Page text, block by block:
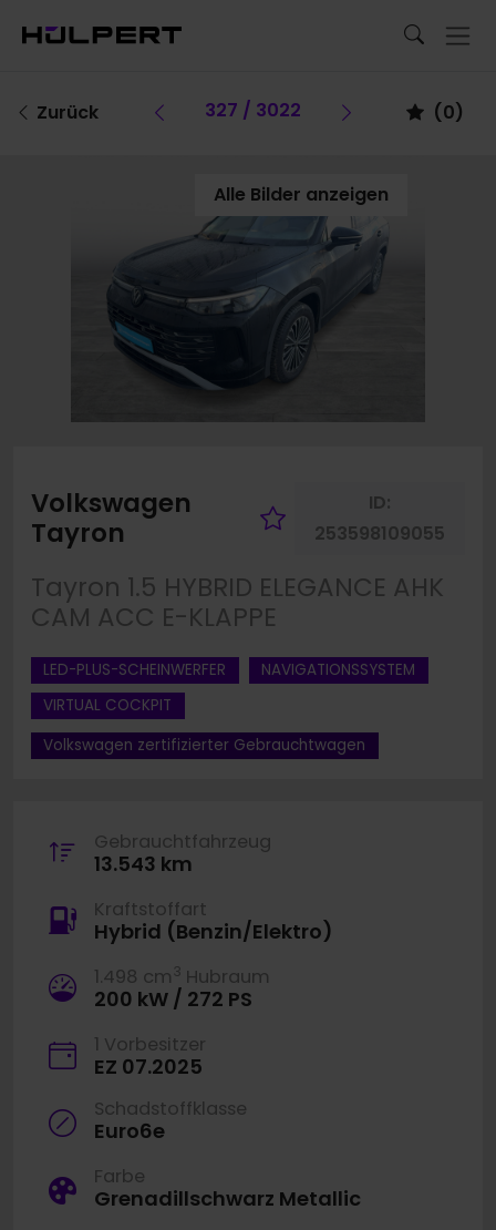
Zurück Vorheriges Fahrzeug
327 / 3022 Vorheriges
(0)
Alle Bilder anzeigen
Volkswagen
Tayron
Fahrzeug
ID:
253598109055
Tayron 1.5 HYBRID ELEGANCE AHK
CAM ACC E-KLAPPE
LED-PLUS-SCHEINWERFER
NAVIGATIONSSYSTEM
VIRTUAL COCKPIT
Volkswagen zertifizierter Gebrauchtwagen
Gebrauchtfahrzeug
13.543 km
Kraftstoffart
Hybrid (Benzin/Elektro)
1.498 cm 3 Hubraum
200 kW / 272 PS
1 Vorbesitzer
EZ 07.2025
Schadstoffklasse
Euro6e
Farbe
Grenadillschwarz Metallic